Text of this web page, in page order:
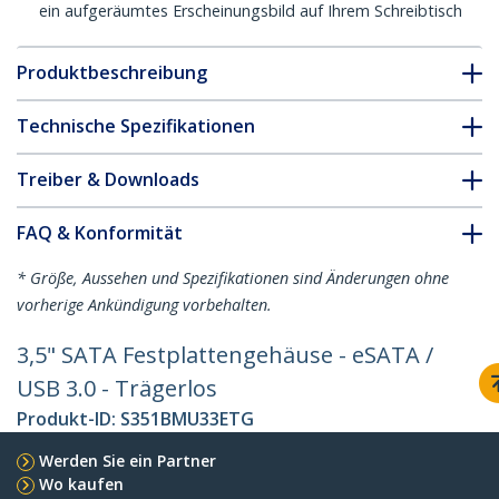
ein aufgeräumtes Erscheinungsbild auf Ihrem Schreibtisch
Produktbeschreibung
Technische Spezifikationen
Treiber & Downloads
FAQ & Konformität
* Größe, Aussehen und Spezifikationen sind Änderungen ohne
vorherige Ankündigung vorbehalten.
3,5" SATA Festplattengehäuse - eSATA /
USB 3.0 - Trägerlos
Produkt-ID: S351BMU33ETG
Werden Sie ein Partner
Wo kaufen